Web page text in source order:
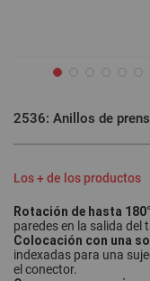
2536: Anillos de
Los + de los productos
Rotación de hasta
paredes en la salida del
Colocación con una
indexadas para una
el conector.
comienzo
la
de